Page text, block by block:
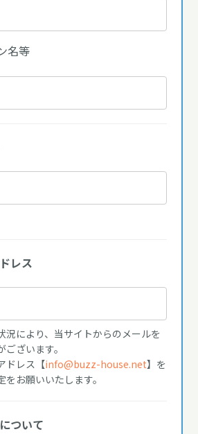
名等
レス
況により、当サイトからのメールを
ざいます。
ドレス【info@buzz-house.net】を
お願いいたします。
ついて